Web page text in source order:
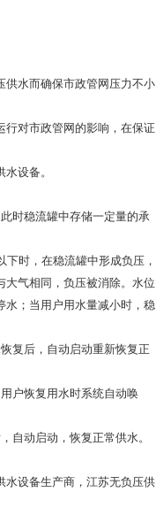
水而确保市政管网压力不小
对市政管网的影响，在保证
设备。
时稳流罐中存储一定量的承
时，在稳流罐中形成负压，
气相同，负压被消除。水位
；当用户用水量减小时，稳
复后，自动启动重新恢复正
户恢复用水时系统自动唤
动启动，恢复正常供水。
水设备生产商，江苏无负压供